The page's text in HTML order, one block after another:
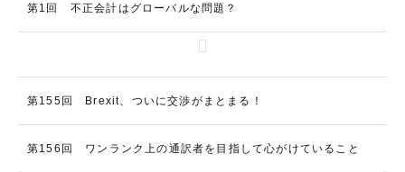
第1回 不正会計はグローバルな問題？
第155回 Brexit、ついに交渉がまとまる！
第156回 ワンランク上の通訳者を目指して心がけていること